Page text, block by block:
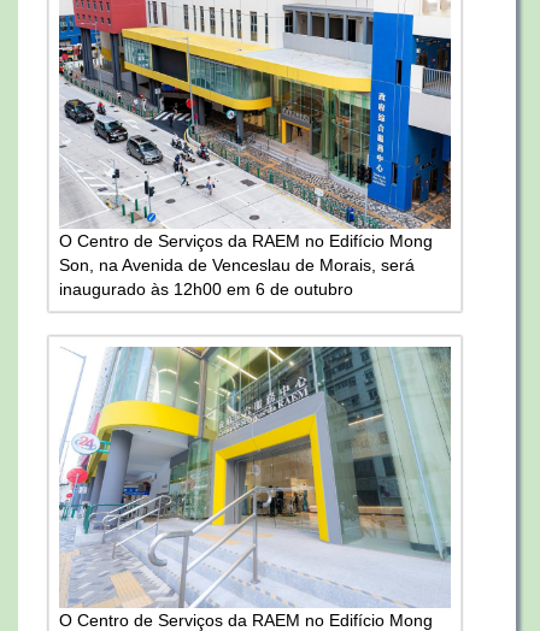
O Centro de Serviços da RAEM no Edifício Mong
Son, na Avenida de Venceslau de Morais, será
inaugurado às 12h00 em 6 de outubro
O Centro de Serviços da RAEM no Edifício Mong